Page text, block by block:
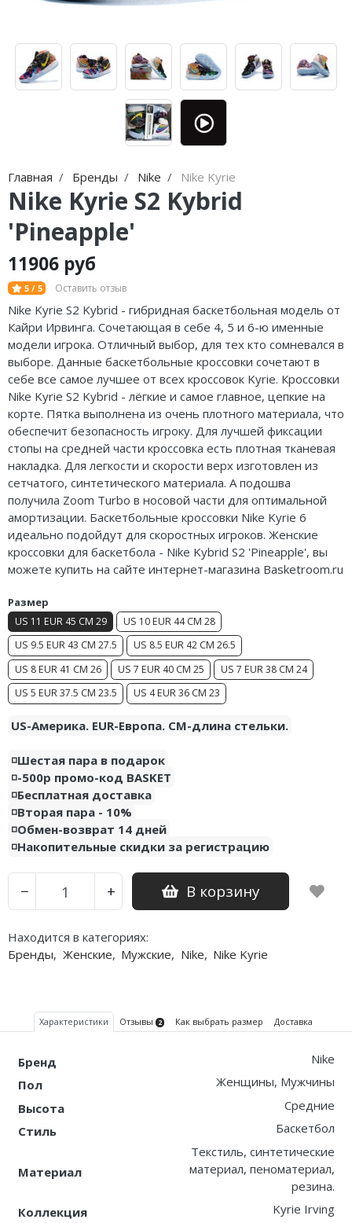
Главная Бренды Nike Nike Kyrie
Nike Kyrie S2 Kybrid
'Pineapple'
11906 руб
5 / 5 Оставить отзыв
Nike Kyrie S2 Kybrid - гибридная баскетбольная модель от
Кайри Ирвинга. Сочетающая в себе 4, 5 и 6-ю именные
модели игрока. Отличный выбор, для тех кто сомневался в
выборе. Данные баскетбольные кроссовки сочетают в
себе все самое лучшее от всех кроссовок Kyrie. Кроссовки
Nike Kyrie S2 Kybrid - лёгкие и самое главное, цепкие на
корте. Пятка выполнена из очень плотного материала, что
обеспечит безопасность игроку. Для лучшей фиксации
стопы на средней части кроссовка есть плотная тканевая
накладка. Для легкости и скорости верх изготовлен из
сетчатого, синтетического материала. А подошва
получила Zoom Turbo в носовой части для оптимальной
амортизации. Баскетбольные кроссовки Nike Kyrie 6
идеально подойдут для скоростных игроков. Женские
кроссовки для баскетбола - Nike Kybrid S2 'Pineapple', вы
можете купить на сайте интернет-магазина Basketroom.ru
Размер
US 11 EUR 45 CM 29
US 10 EUR 44 CM 28
US 9.5 EUR 43 CM 27.5
US 8.5 EUR 42 CM 26.5
US 8 EUR 41 CM 26
US 7 EUR 40 CM 25
US 7 EUR 38 CM 24
US 5 EUR 37.5 CM 23.5
US 4 EUR 36 CM 23
US-Америка. EUR-Европа. CM-длина стельки.
◽️Шестая пара в подарок
◽️-500р промо-код BASKET
◽️Бесплатная доставка
◽️Вторая пара - 10%
◽️Обмен-возврат 14 дней
◽️Накопительные скидки за регистрацию
− + В корзину
Находится в категориях:
Бренды, Женские, Мужские, Nike, Nike Kyrie
Характеристики Отзывы 2 Как выбрать размер Доставка
Бренд
Nike
Пол
Женщины, Мужчины
Высота
Средние
Стиль
Баскетбол
Материал
Текстиль, синтетические
материал, пеноматериал,
резина.
Коллекция
Kyrie Irving
Air Jordan 312
Air Jordan 38
Air Jordan 37
Air Jordan 36
Air Jordan 1
Air Jordan 3
Air Jordan 4
Air Jordan 5
Air Jordan 6
Air Jordan 7
Air Jordan 10
Air Jordan 11
Air Jordan 12
Air Jordan 13
Air Jordan 14
Air Jordan 15
Air Jordan 23
adidas Gazelle
adidas adiFOM
adidas Adizero
adidas Harden
adidas Dame
adidas AE
Adidas Yeezy Boost 350 V2